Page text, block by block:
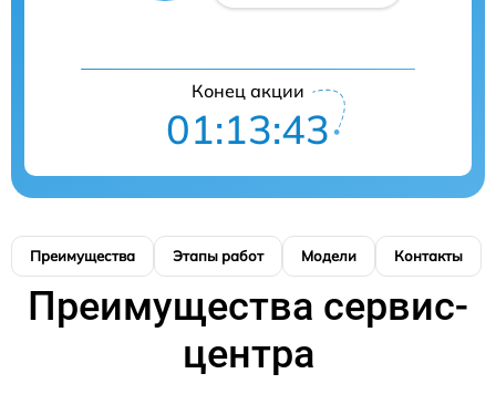
Конец акции
01:13:42
Преимущества Этапы работ Модели Контакты
Преимущества сервис-
центра